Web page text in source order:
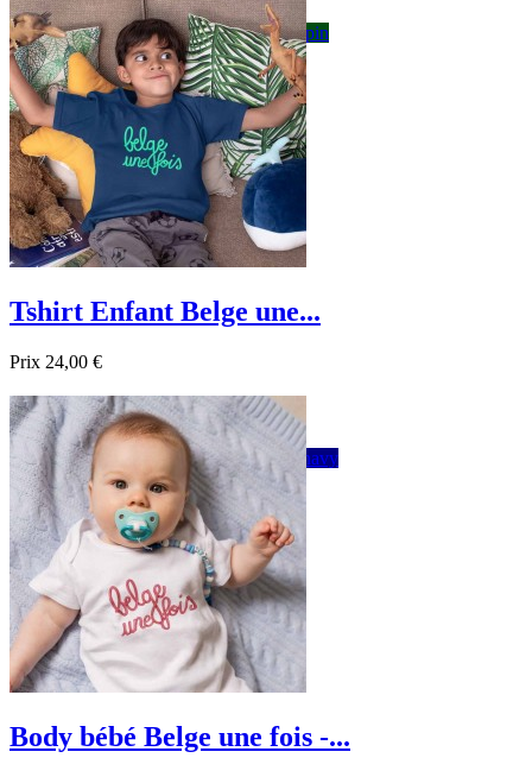
Aperçu rapide
Blanc Gris Noir Bordeau Bleu foncé sapin
Tshirt Enfant Belge une...
Prix 24,00 €
 Aperçu rapide
Blanc
Bordeau Bleu Jaune Rose navy
Body bébé Belge une fois -...